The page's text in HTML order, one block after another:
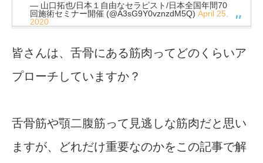
— 山口拓也/日本１自由なセラピスト/日本全国年間70
回施術セミナー開催 (@A3sG9Y0vznzdM5Q) April 25,
2020
皆さんは、舌骨にある筋肉ってどのくらいア
プローチしていますか？
舌骨筋や顎二腹筋って見逃しな筋肉だと思い
ますが、どれだけ重要なのかをこの記事で解